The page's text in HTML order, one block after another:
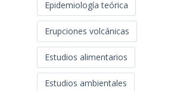
Epidemiología teórica
Erupciones volcánicas
Estudios alimentarios
Estudios ambientales